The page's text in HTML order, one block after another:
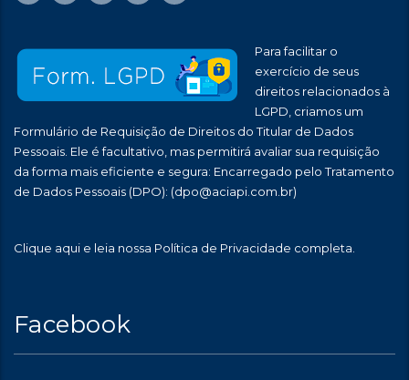
Para facilitar o
exercício de seus
direitos relacionados à
LGPD, criamos um
Formulário de Requisição de Direitos do Titular de Dados
Pessoais. Ele é facultativo, mas permitirá avaliar sua requisição
da forma mais eficiente e segura: Encarregado pelo Tratamento
de Dados Pessoais (DPO): (dpo@aciapi.com.br)
Clique aqui e leia nossa Política de Privacidade completa.
Facebook